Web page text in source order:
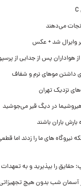
نجات می‌دهند
وایرال شد + عکس
هواداران پس از جدایی از
داشتن موهای نرم و شفاف
نزدیک تهران
در دیگ قیر می‌جوشید
باران باشند
نیروگاه های ما را زدند اما
حقایق را بپذیرید و به
آسمان شب بدون هیچ